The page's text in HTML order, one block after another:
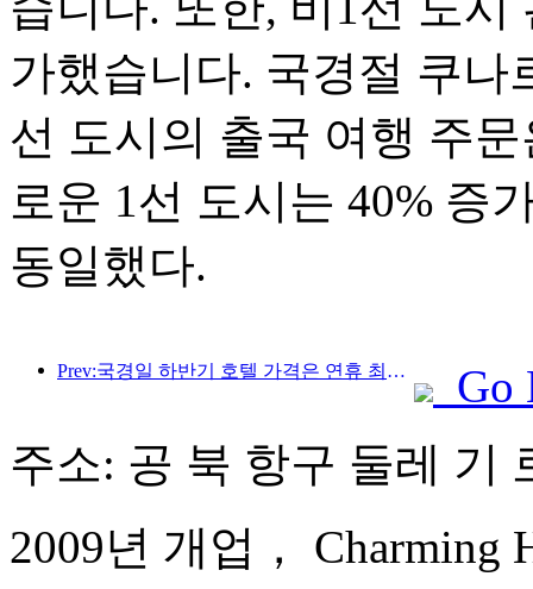
가했습니다. 국경절 쿠나
선 도시의 출국 여행 주
로운 1선 도시는 40% 증
동일했다.
Prev:국경일 하반기 호텔 가격은 연휴 최저 수준
Go
주소: 공 북 항구 둘레 기
2009년 개업， Charming